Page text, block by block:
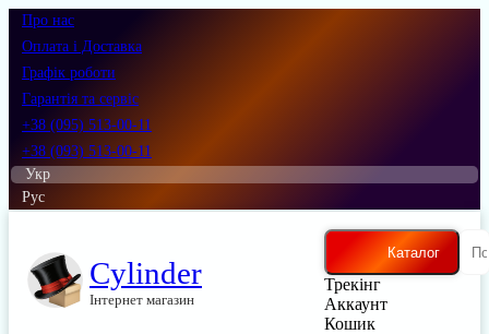
Про нас
Оплата і Доставка
Графік роботи
Гарантія та сервіс
+38 (095) 513-00-11
+38 (093) 513-00-11
Укр
Рус
Cylinder
Інтернет магазин
Каталог
Трекінг
Аккаунт
Кошик